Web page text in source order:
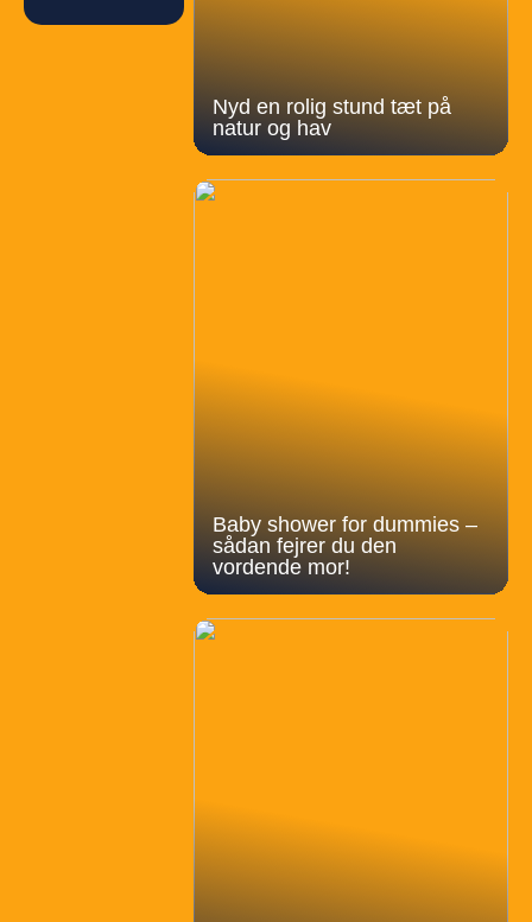
Nyd en rolig stund tæt på
natur og hav
Baby shower for dummies –
sådan fejrer du den
vordende mor!